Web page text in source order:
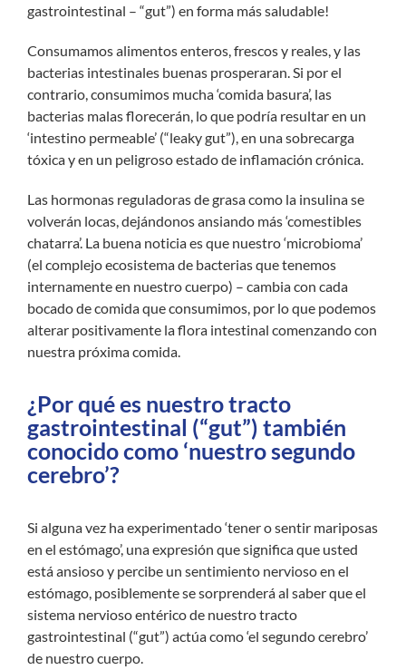
gastrointestinal – “gut”) en forma más saludable!
Consumamos alimentos enteros, frescos y reales, y las
bacterias intestinales buenas prosperaran. Si por el
contrario, consumimos mucha ‘comida basura’, las
bacterias malas florecerán, lo que podría resultar en un
‘intestino permeable’ (“leaky gut”), en una sobrecarga
tóxica y en un peligroso estado de inflamación crónica.
Las hormonas reguladoras de grasa como la insulina se
volverán locas, dejándonos ansiando más ‘comestibles
chatarra’. La buena noticia es que nuestro ‘microbioma’
(el complejo ecosistema de bacterias que tenemos
internamente en nuestro cuerpo) – cambia con cada
bocado de comida que consumimos, por lo que podemos
alterar positivamente la flora intestinal comenzando con
nuestra próxima comida.
¿Por qué es nuestro tracto
gastrointestinal (“gut”) también
conocido como ‘nuestro segundo
cerebro’?
Si alguna vez ha experimentado ‘tener o sentir mariposas
en el estómago’, una expresión que significa que usted
está ansioso y percibe un sentimiento nervioso en el
estómago, posiblemente se sorprenderá al saber que el
sistema nervioso entérico de nuestro tracto
gastrointestinal (“gut”) actúa como ‘el segundo cerebro’
de nuestro cuerpo.